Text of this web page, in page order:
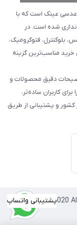
عینک است که با
شده است. در
بلوکنترل، فتوکرومیک،
مناسب‌ترین گزینه
دقیق محصولات و
کاربران ساده‌تر،
کشور و پشتیبانی از طریق
پشتیبانی واتساپ
Copyright©2020